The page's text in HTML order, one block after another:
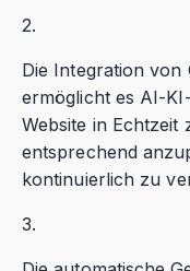
2.
Die Integration von
ermöglicht es AI-
Website in
entsprechend
kontinuierlich zu
3.